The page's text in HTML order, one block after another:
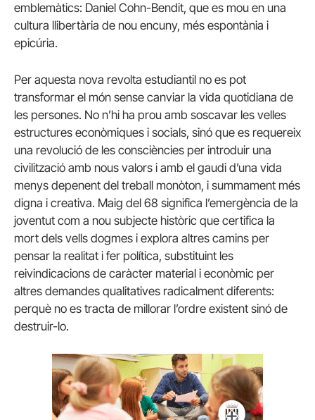
emblemàtics: Daniel Cohn-Bendit, que es mou en una
cultura llibertària de nou encuny, més espontània i
epicúria.
Per aquesta nova revolta estudiantil no es pot
transformar el món sense canviar la vida quotidiana de
les persones. No n’hi ha prou amb soscavar les velles
estructures econòmiques i socials, sinó que es requereix
una revolució de les consciències per introduir una
civilització amb nous valors i amb el gaudi d’una vida
menys depenent del treball monòton, i summament més
digna i creativa. Maig del 68 significa l’emergència de la
joventut com a nou subjecte històric que certifica la
mort dels vells dogmes i explora altres camins per
pensar la realitat i fer política, substituint les
reivindicacions de caràcter material i econòmic per
altres demandes qualitatives radicalment diferents:
perquè no es tracta de millorar l’ordre existent sinó de
destruir-lo.